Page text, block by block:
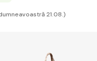
21.08.)